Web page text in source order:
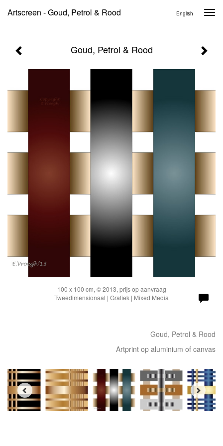
Artscreen - Goud, Petrol & Rood English
Goud, Petrol & Rood
100 x 100 cm, © 2013, prijs op aanvraag
Tweedimensionaal | Grafiek | Mixed Media
Goud, Petrol & Rood
Artprint op aluminium of canvas